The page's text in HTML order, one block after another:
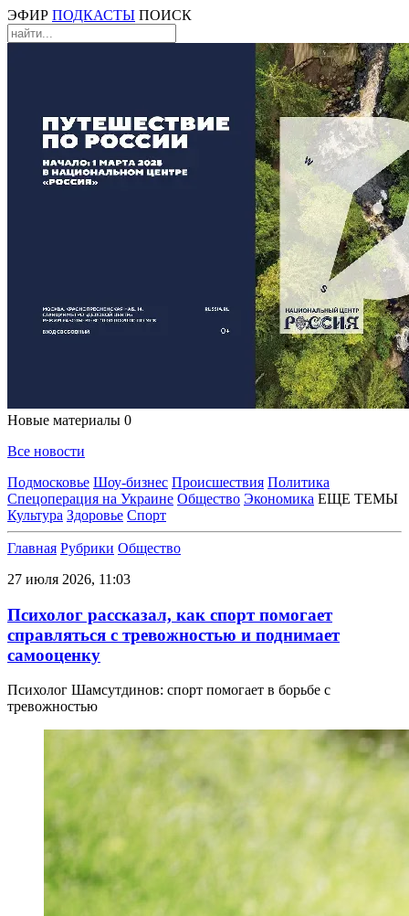
ЭФИР ПОДКАСТЫ ПОИСК
Новые материалы 0
Все новости
Подмосковье Шоу-бизнес Происшествия Политика
Спецоперация на Украине Общество Экономика ЕЩЕ ТЕМЫ
Культура Здоровье Спорт
Главная Рубрики Общество
27 июля 2026, 11:03
Психолог рассказал, как спорт помогает
справляться с тревожностью и поднимает
самооценку
Психолог Шамсутдинов: спорт помогает в борьбе с
тревожностью